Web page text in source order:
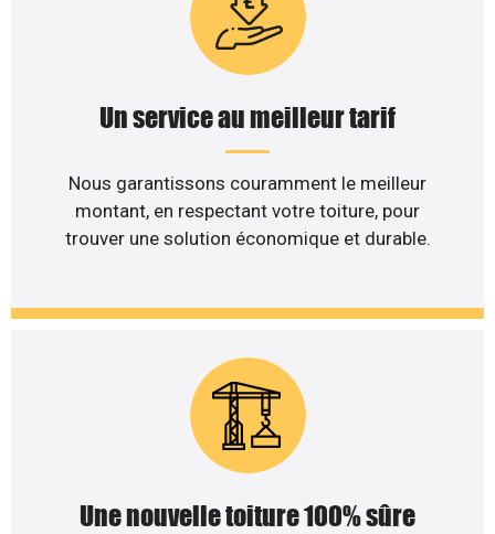
Un service au meilleur tarif
Nous garantissons couramment le meilleur
montant, en respectant votre toiture, pour
trouver une solution économique et durable.
Une nouvelle toiture 100% sûre